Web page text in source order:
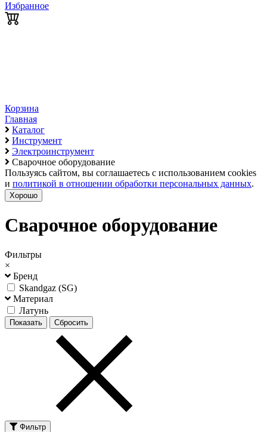
Избранное
Корзина
Главная
Каталог
Инструмент
Электроинструмент
Сварочное оборудование
Пользуясь сайтом, вы соглашаетесь с использованием cookies
и политикой в отношении обработки персональных данных.
Хорошо
Сварочное оборудование
Фильтры
×
Бренд
Skandgaz (SG)
Материал
Латунь
Фильтр